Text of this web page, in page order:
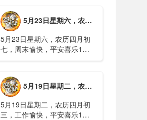
2、媒体：重庆永川一村会计
打电话叫醒乡亲后失联，遗体
被找到确认遇难......
5月23日星期六，农历四月初七，周末愉快，平安喜乐
5月23日星期六，农历四月初
七，周末愉快，平安喜乐1、
常住地提供基本公共服务的实
施意见》2、珠江流域进入“龙
舟水”降雨......
5月19日星期二，农历四月初三，工作愉快，平安喜乐
5月19日星期二，农历四月初
三，工作愉快，平安喜乐1、